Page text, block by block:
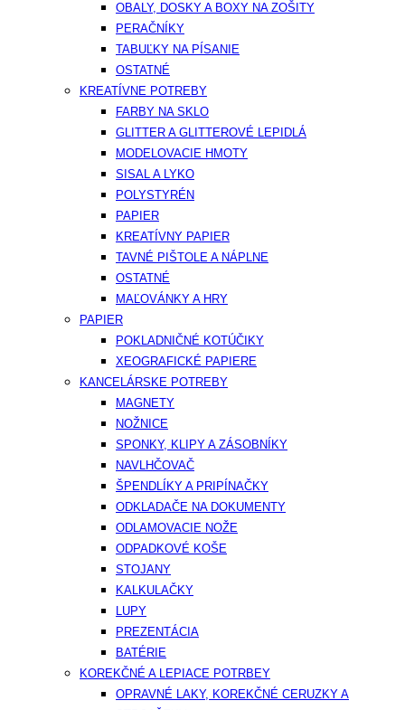
OBALY, DOSKY A BOXY NA ZOŠITY
PERAČNÍKY
TABUĽKY NA PÍSANIE
OSTATNÉ
KREATÍVNE POTREBY
FARBY NA SKLO
GLITTER A GLITTEROVÉ LEPIDLÁ
MODELOVACIE HMOTY
SISAL A LYKO
POLYSTYRÉN
PAPIER
KREATÍVNY PAPIER
TAVNÉ PIŠTOLE A NÁPLNE
OSTATNÉ
MAĽOVÁNKY A HRY
PAPIER
POKLADNIČNÉ KOTÚČIKY
XEOGRAFICKÉ PAPIERE
KANCELÁRSKE POTREBY
MAGNETY
NOŽNICE
SPONKY, KLIPY A ZÁSOBNÍKY
NAVLHČOVAČ
ŠPENDLÍKY A PRIPÍNAČKY
ODKLADAČE NA DOKUMENTY
ODLAMOVACIE NOŽE
ODPADKOVÉ KOŠE
STOJANY
KALKULAČKY
LUPY
PREZENTÁCIA
BATÉRIE
KOREKČNÉ A LEPIACE POTRBEY
OPRAVNÉ LAKY, KOREKČNÉ CERUZKY A